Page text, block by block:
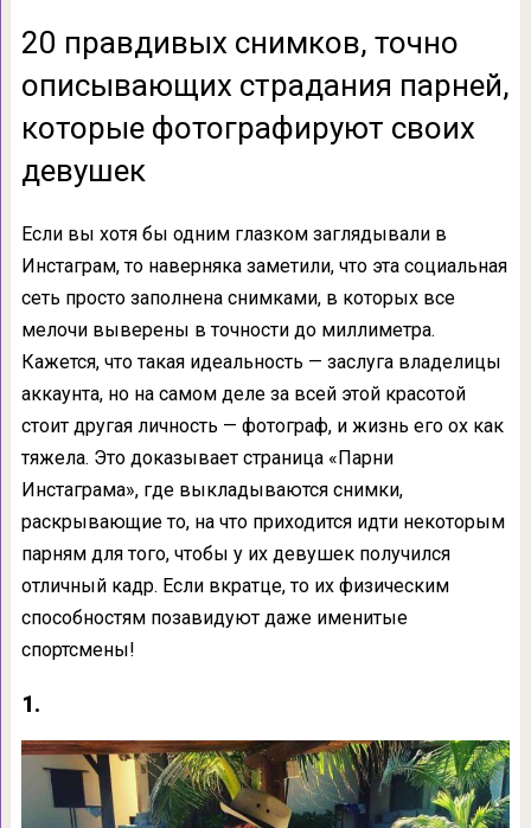
20 правдивых снимков, точно
описывающих страдания парней,
которые фотографируют своих
девушек
Если вы хотя бы одним глазком заглядывали в
Инстаграм, то наверняка заметили, что эта социальная
сеть просто заполнена снимками, в которых все
мелочи выверены в точности до миллиметра.
Кажется, что такая идеальность — заслуга владелицы
аккаунта, но на самом деле за всей этой красотой
стоит другая личность — фотограф, и жизнь его ох как
тяжела. Это доказывает страница «Парни
Инстаграма», где выкладываются снимки,
раскрывающие то, на что приходится идти некоторым
парням для того, чтобы у их девушек получился
отличный кадр. Если вкратце, то их физическим
способностям позавидуют даже именитые
спортсмены!
1.